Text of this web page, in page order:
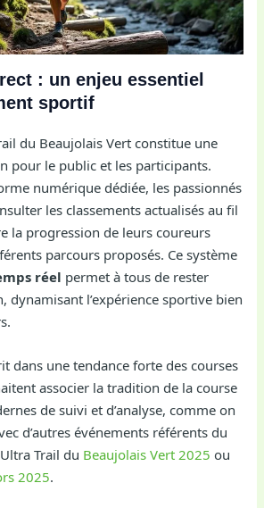
: un enjeu essentiel
sportif
du Beaujolais Vert constitue une
pour le public et les participants.
numérique dédiée, les passionnés
les classements actualisés au fil
la progression de leurs coureurs
parcours proposés. Ce système
réel permet à tous de rester
dynamisant l’expérience sportive bien
dans une tendance forte des courses
associer la tradition de la course
de suivi et d’analyse, comme on
d’autres événements référents du
Trail du Beaujolais Vert 2025 ou
2025.